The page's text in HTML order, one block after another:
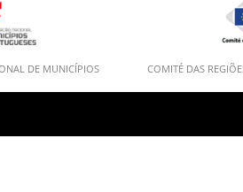
DE MUNICÍPIOS COMITÉ DAS